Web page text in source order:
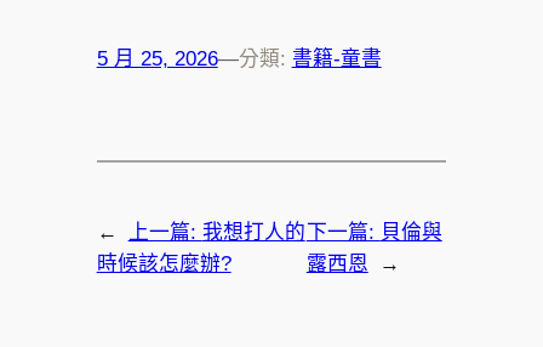
5 月 25, 2026—分類: 書籍-童書
← 上一篇: 我想打人的
時候該怎麼辦?
下一篇: 貝倫與
露西恩
→